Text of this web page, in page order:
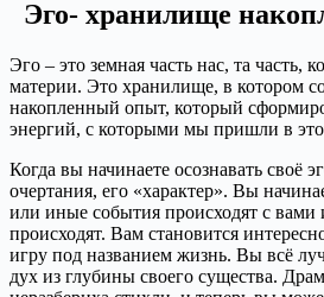
Эго- хранилище
Эго – это земная часть нас, та часть,
материи. Это хранилище, в котором
накопленный опыт, который
энергий, с которыми мы пришли в
Когда вы начинаете осознавать своё
очертания, его «характер». Вы
или иные события происходят с вами
происходят. Вам становится
игру под названием жизнь. Вы всё
дух из глубины своего существа.